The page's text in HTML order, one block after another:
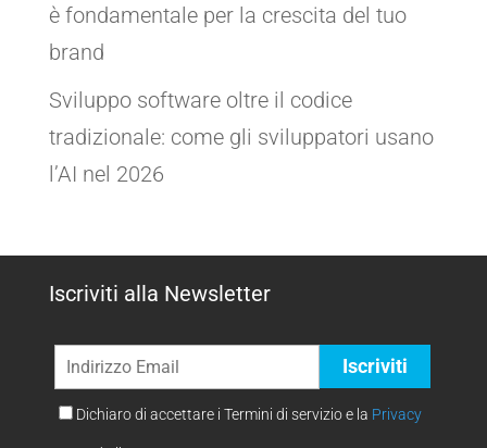
è fondamentale per la crescita del tuo
brand
Sviluppo software oltre il codice
tradizionale: come gli sviluppatori usano
l’AI nel 2026
Iscriviti alla Newsletter
Dichiaro di accettare i Termini di servizio e la Privacy